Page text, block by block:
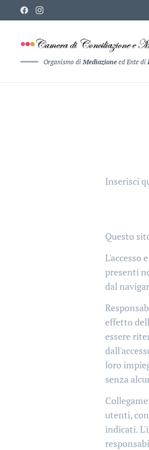
Organismo diMediazioneed Ente di
Inserisci
Questo
L'accesso
presenti
dal
effetto
essere
loro
senza
utenti,
indicati.